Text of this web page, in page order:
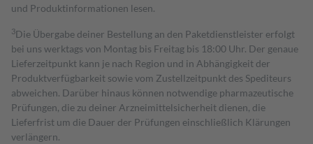
und Produktinformationen lesen.
3Die Übergabe deiner Bestellung an den Paketdienstleister erfolgt
bei uns werktags von Montag bis Freitag bis 18:00 Uhr. Der genaue
Lieferzeitpunkt kann je nach Region und in Abhängigkeit der
Produktverfügbarkeit sowie vom Zustellzeitpunkt des Spediteurs
abweichen. Darüber hinaus können notwendige pharmazeutische
Prüfungen, die zu deiner Arzneimittelsicherheit dienen, die
Lieferfrist um die Dauer der Prüfungen einschließlich Klärungen
verlängern.